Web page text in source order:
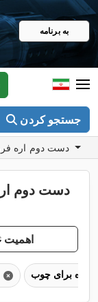
به برنامه
جستجو کردن
اهمیت